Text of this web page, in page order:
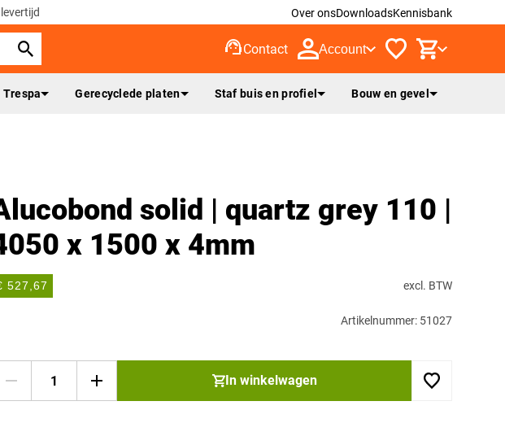
Over onsDownloadsKennisbank
support_agentContact Account
Trespa Gerecyclede platen Staf buis en profiel Bouw en gevel
solid | quartz grey 110 |
x 1500 x 4mm
527,67 excl. BTW
Artikelnummer: 51027
In winkelwagen